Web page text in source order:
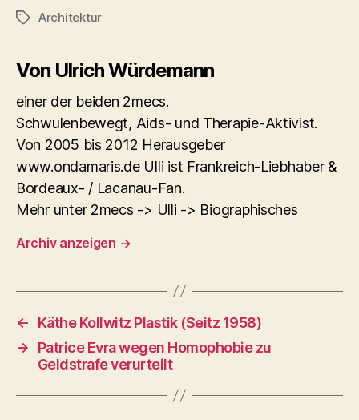
Schlagwörter
Architektur
Von Ulrich Würdemann
einer der beiden 2mecs.
Schwulenbewegt, Aids- und Therapie-Aktivist.
Von 2005 bis 2012 Herausgeber
www.ondamaris.de Ulli ist Frankreich-Liebhaber &
Bordeaux- / Lacanau-Fan.
Mehr unter 2mecs -> Ulli -> Biographisches
Archiv anzeigen →
←
Käthe Kollwitz Plastik (Seitz 1958)
→
Patrice Evra wegen Homophobie zu
Geldstrafe verurteilt